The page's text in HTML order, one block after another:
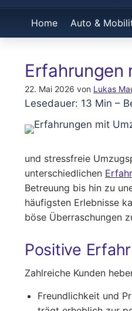
Home Auto &
Erfahrungen
22. Mai 2026 von Lukas
Lesedauer: 13 Min –
und stressfreie
unterschiedlichen
Betreuung bis hin zu
häufigsten Erlebnisse
böse Überraschungen
Positive
Zahlreiche Kunden
Freundlichkeit und